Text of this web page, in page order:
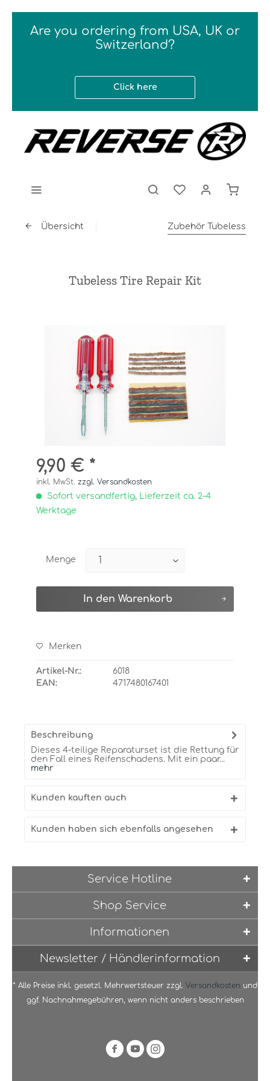
Are you ordering from USA, UK or
Switzerland?
Click here
Übersicht Zubehör Tubeless
Tubeless Tire Repair Kit
9,90 € *
inkl. MwSt. zzgl. Versandkosten
Sofort versandfertig, Lieferzeit ca. 2-4
Werktage
Menge
In den Warenkorb
Merken
Artikel-Nr.:
6018
EAN:
4717480167401
Beschreibung
Dieses 4-teilige Reparaturset ist die Rettung für
den Fall eines Reifenschadens. Mit ein paar...
mehr
Kunden kauften auch
Kunden haben sich ebenfalls angesehen
Service Hotline
Shop Service
Informationen
Newsletter / Händlerinformation
* Alle Preise inkl. gesetzl. Mehrwertsteuer zzgl. Versandkosten und
ggf. Nachnahmegebühren, wenn nicht anders beschrieben